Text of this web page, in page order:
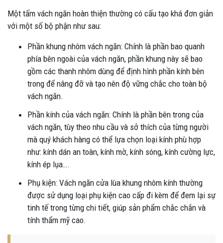
Một tấm vách ngăn hoàn thiện thường có cấu tạo khá đơn giản
với một số bộ phận như sau:
Phần khung nhôm vách ngăn: Chính là phần bao quanh
phía bên ngoài của vách ngăn, phần khung này sẽ bao
gồm các thanh nhôm dùng để định hình phần kính bên
trong để nâng đỡ và tạo nên độ vững chắc cho toàn bộ
vách ngăn.
Phần kính của vách ngăn: Chính là phần bên trong của
vách ngăn, tùy theo nhu cầu và sở thích của từng người
mà quý khách hàng có thể lựa chọn loại kính phù hợp
như: kính dán an toàn, kính mờ, kính sóng, kính cường lực,
kính ép lụa….
Phụ kiện: Vách ngăn cửa lùa khung nhôm kính thường
được sử dụng loại phụ kiện cao cấp đi kèm để đem lại sự
tinh tế trong từng chi tiết, giúp sản phẩm chắc chắn và
tính thẩm mỹ cao.